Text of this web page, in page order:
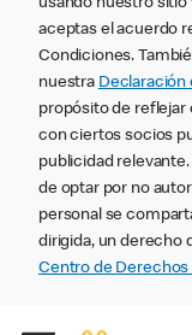
usando nuestro sitio
aceptas el acuerdo
Condiciones.
nuestra Declaración
propósito de
con ciertos socios
publicidad
de optar por no
personal se
dirigida, un derecho
Centro de Derechos